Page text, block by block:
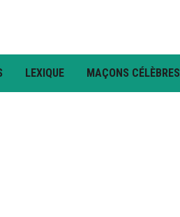
LEXIQUE MAÇONS CÉLÈBRES